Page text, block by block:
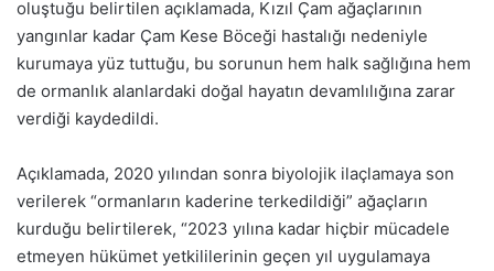
oluştuğu belirtilen açıklamada, Kızıl Çam ağaçlarının
yangınlar kadar Çam Kese Böceği hastalığı nedeniyle
kurumaya yüz tuttuğu, bu sorunun hem halk sağlığına hem
de ormanlık alanlardaki doğal hayatın devamlılığına zarar
verdiği kaydedildi.
Açıklamada, 2020 yılından sonra biyolojik ilaçlamaya son
verilerek “ormanların kaderine terkedildiği” ağaçların
kurduğu belirtilerek, “2023 yılına kadar hiçbir mücadele
etmeyen hükümet yetkililerinin geçen yıl uygulamaya